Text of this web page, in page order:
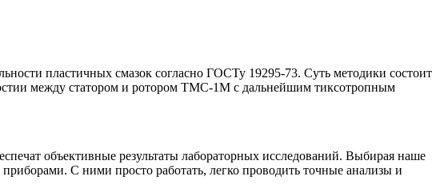
пластичных смазок согласно ГОСТу 19295-73. Суть методики состоит
между статором и ротором ТМС-1М с дальнейшим тиксотропным
объективные результаты лабораторных исследований. Выбирая наше
С ними просто работать, легко проводить точные анализы и